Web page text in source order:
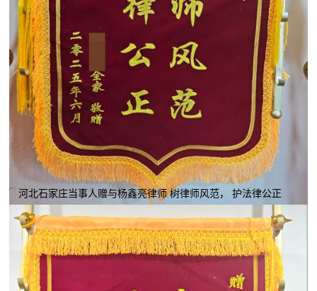
河北石家庄当事人赠与杨鑫亮律师 树律师风范， 护法律公正